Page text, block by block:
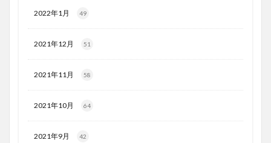
2022年1月 49
2021年12月 51
2021年11月 58
2021年10月 64
2021年9月 42